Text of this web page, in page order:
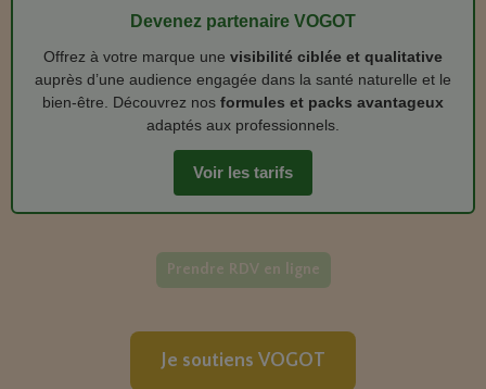
Devenez partenaire VOGOT
Offrez à votre marque une visibilité ciblée et qualitative
auprès d’une audience engagée dans la santé naturelle et le
bien‑être. Découvrez nos formules et packs avantageux
adaptés aux professionnels.
Voir les tarifs
Prendre RDV en ligne
Je soutiens VOGOT